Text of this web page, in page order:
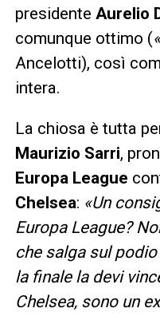
presidente Aurelio
comunque ottimo (
Ancelotti), così
intera.
La chiosa è tutta
Maurizio Sarri,
Europa League
Chelsea: «Un
Europa League?
che salga sul
la finale la devi
Chelsea, sono un